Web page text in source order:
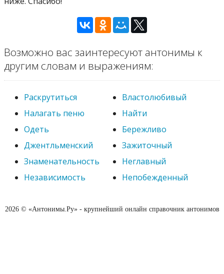
Возможно вас заинтересуют антонимы к
другим словам и выражениям:
Раскрутиться
Властолюбивый
Налагать пеню
Найти
Одеть
Бережливо
Джентльменский
Зажиточный
Знаменательность
Неглавный
Независимость
Непобежденный
2026 © «Антонимы.Ру» - крупнейший онлайн справочник антонимов